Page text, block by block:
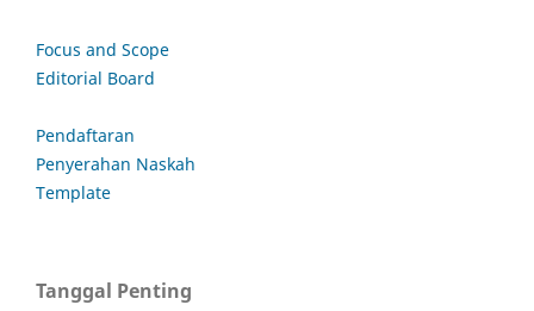
Focus and Scope
Editorial Board
Pendaftaran
Penyerahan Naskah
Template
Tanggal Penting